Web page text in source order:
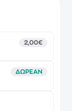
2,00€
ΔΩΡΕΑΝ